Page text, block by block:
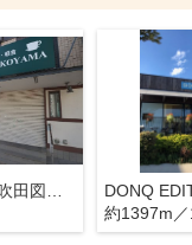
約1397m